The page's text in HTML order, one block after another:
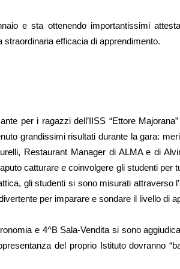
e sta ottenendo importantissimi
straordinaria efficacia di apprendimento.
per i ragazzi dell’IISS “Ettore
grandissimi risultati durante la gara:
Restaurant Manager di ALMA e di
catturare e coinvolgere gli studenti per
gli studenti si sono misurati attraverso
per imparare e sondare il livello di
e 4^B Sala-Vendita si sono
del proprio Istituto dovranno